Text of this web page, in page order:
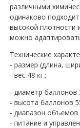
различными
одинаково
высокой плотности
можно
Технические
- размер (длина,
- вес 48 кг.;
- диаметр
- высота баллонов
- диапазон объемов
- питание и